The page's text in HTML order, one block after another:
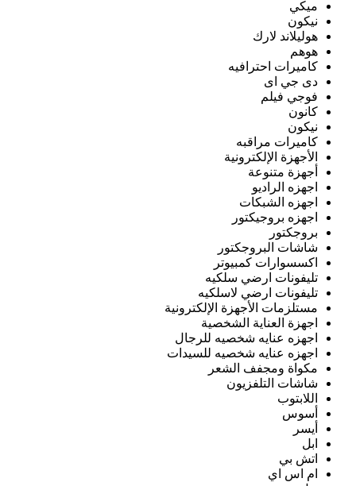
ميكي
نيكون
هوليلاند لارك
هوهم
كاميرات احترافيه
دى جي اى
فوجي فيلم
كانون
نيكون
كاميرات مراقبه
الأجهزة الإلكترونية
أجهزة متنوعة
اجهزه الراديو
اجهزه الشبكات
اجهزه بروجيكتور
بروجكتور
شاشات البروجكتور
اكسسوارات كمبيوتر
تليفونات ارضي سلكيه
تليفونات ارضي لاسلكيه
مستلزمات الأجهزة الإلكترونية
اجهزة العناية الشخصية
اجهزه عنايه شخصيه للرجال
اجهزه عنايه شخصيه للسيدات
مكواة ومجفف الشعر
شاشات التلفزيون
اللابتوب
أسوس
أيسر
ابل
اتش بي
ام اس اي